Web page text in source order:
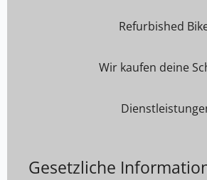
Refurbished
Wir kaufen deine
Gesetzliche